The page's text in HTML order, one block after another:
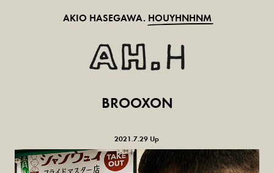
AKIO HASEGAWA. HOUYHNHNM
BROOXON
2021.7.29 Up